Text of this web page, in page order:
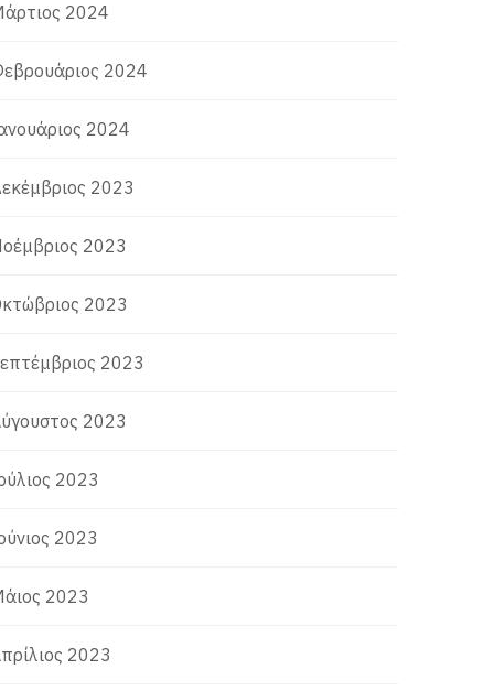
2024
2024
2024
2023
2023
2023
2023
2023
2023
2023
2023
2023